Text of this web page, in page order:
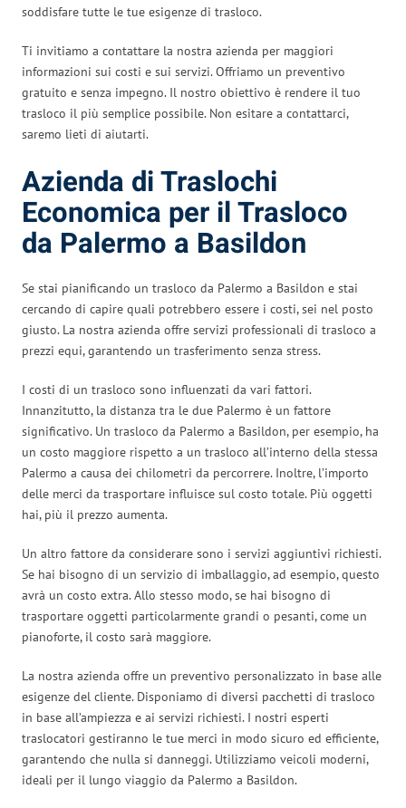
soddisfare tutte le tue esigenze di trasloco.
Ti invitiamo a contattare la nostra azienda per maggiori
informazioni sui costi e sui servizi. Offriamo un preventivo
gratuito e senza impegno. Il nostro obiettivo è rendere il tuo
trasloco il più semplice possibile. Non esitare a contattarci,
saremo lieti di aiutarti.
Azienda di Traslochi
Economica per il Trasloco
da Palermo a Basildon
Se stai pianificando un trasloco da Palermo a Basildon e stai
cercando di capire quali potrebbero essere i costi, sei nel posto
giusto. La nostra azienda offre servizi professionali di trasloco a
prezzi equi, garantendo un trasferimento senza stress.
I costi di un trasloco sono influenzati da vari fattori.
Innanzitutto, la distanza tra le due Palermo è un fattore
significativo. Un trasloco da Palermo a Basildon, per esempio, ha
un costo maggiore rispetto a un trasloco all’interno della stessa
Palermo a causa dei chilometri da percorrere. Inoltre, l’importo
delle merci da trasportare influisce sul costo totale. Più oggetti
hai, più il prezzo aumenta.
Un altro fattore da considerare sono i servizi aggiuntivi richiesti.
Se hai bisogno di un servizio di imballaggio, ad esempio, questo
avrà un costo extra. Allo stesso modo, se hai bisogno di
trasportare oggetti particolarmente grandi o pesanti, come un
pianoforte, il costo sarà maggiore.
La nostra azienda offre un preventivo personalizzato in base alle
esigenze del cliente. Disponiamo di diversi pacchetti di trasloco
in base all’ampiezza e ai servizi richiesti. I nostri esperti
traslocatori gestiranno le tue merci in modo sicuro ed efficiente,
garantendo che nulla si danneggi. Utilizziamo veicoli moderni,
ideali per il lungo viaggio da Palermo a Basildon.